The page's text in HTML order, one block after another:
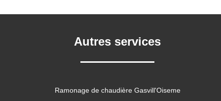
Autres services
Ramonage de chaudière Gasvill'Oiseme